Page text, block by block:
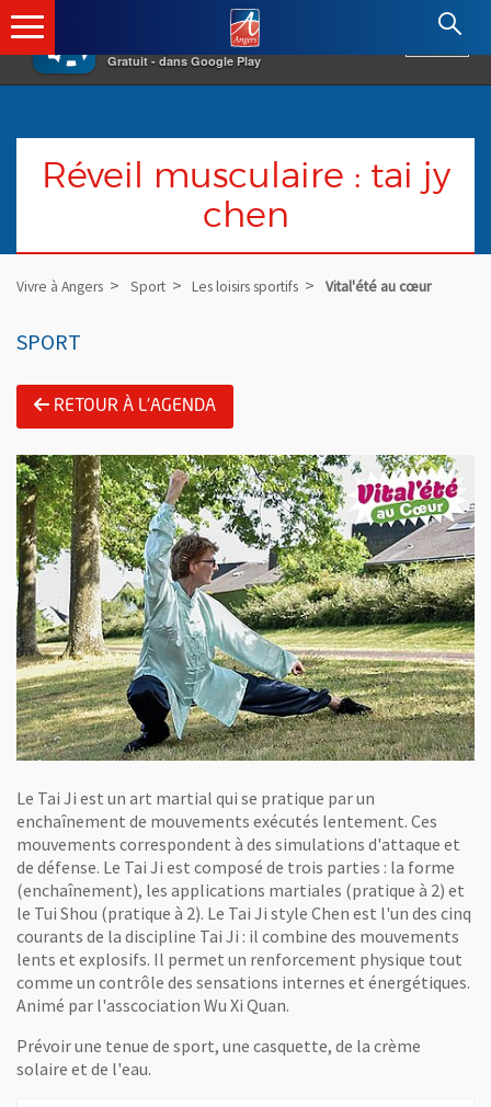
×
Gratuit - dans Google Play
Angers.fr : Retour à l'accueil
Réveil musculaire : tai jy
chen
Vivre à Angers Sport Les loisirs sportifs Vital'été au cœur
SPORT
RETOUR À L'AGENDA
Le Tai Ji est un art martial qui se pratique par un
enchaînement de mouvements exécutés lentement. Ces
mouvements correspondent à des simulations d'attaque et
de défense. Le Tai Ji est composé de trois parties : la forme
(enchaînement), les applications martiales (pratique à 2) et
le Tui Shou (pratique à 2). Le Tai Ji style Chen est l'un des cinq
courants de la discipline Tai Ji : il combine des mouvements
lents et explosifs. Il permet un renforcement physique tout
comme un contrôle des sensations internes et énergétiques.
Animé par l'asscociation Wu Xi Quan.
Prévoir une tenue de sport, une casquette, de la crème
solaire et de l'eau.